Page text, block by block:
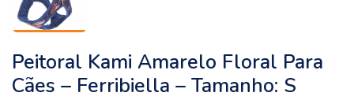
Peitoral Kami Amarelo Floral Para
Cães – Ferribiella – Tamanho: S